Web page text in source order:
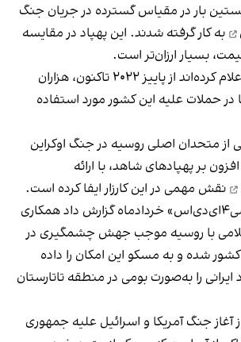
‌بار در مقیاس گسترده در جریان جنگ
به کار گرفته شدند. این پهپاد در مقایسه
بسیار ارزان‌تر است.
مقام‌های اوکراینی اعلام کرده‌اند از پاییز ۲۰۲۲ تاکنون، هزاران
در حملات علیه این کشور مورد استفاده
از متحدان اصلی روسیه در جنگ اوکراین
بر پهپادهای شاهد، با ارائه
نقش مهمی در این کارزار ایفا کرده است.
موسسه امنیتی «سی‌۴ای‌دی‌اس» خردادماه گزارش داد همکاری
با روسیه موجب جهش چشمگیری در
شده و به مسکو این امکان را داده
را به‌صورت بومی در منطقه تاتارستان
جنگ آمریکا و اسرائیل علیه جمهوری